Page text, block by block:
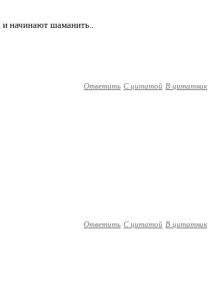
начинают шаманить..
Ответить С цитатой В цитатник
Ответить С цитатой В цитатник